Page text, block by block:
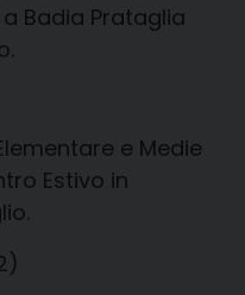
Badia Prataglia
e Medie
Estivo in